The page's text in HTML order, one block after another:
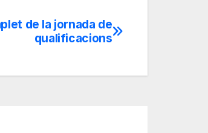
de la jornada de
qualificacions